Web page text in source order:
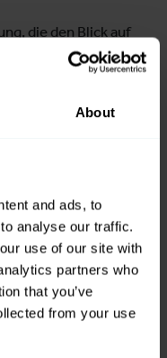
About
and ads, to
analyse our traffic.
use of our site with
partners who
that you’ve
from your use
die den Blick auf
nachhaltig verändert.
begeben.
detailliertes Bild
Anhand
jedermann
Erkrankungen
in Salzburg zu sehen,
Teilplastinate,
Organe.